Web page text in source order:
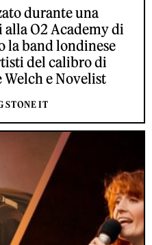
durante una
O2 Academy di
la band londinese
del calibro di
Welch e Novelist
STONE IT